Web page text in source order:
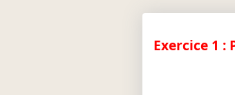
Exercice 1